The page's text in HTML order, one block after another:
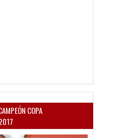
COPA